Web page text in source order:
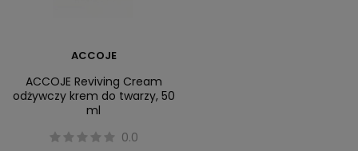
ACCOJE
ACCOJE Reviving Cream
odżywczy krem do twarzy, 50
ml
0.0